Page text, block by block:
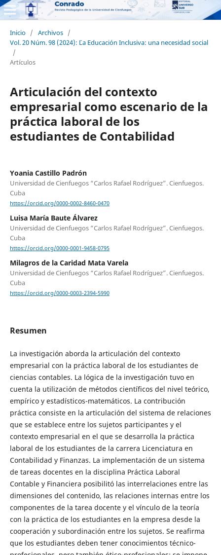
Inicio / Archivos /
Vol. 20 Núm. 98 (2024): ¨¨La Educación Inclusiva: una necesidad social
/
Artículos
Articulación del contexto
empresarial como escenario de la
práctica laboral de los
estudiantes de Contabilidad
Yoania Castillo Padrón
Universidad de Cienfuegos “Carlos Rafael Rodríguez”. Cienfuegos.
Cuba
https://orcid.org/0000-0002-8460-0470
Luisa María Baute Álvarez
Universidad de Cienfuegos “Carlos Rafael Rodríguez”. Cienfuegos.
Cuba
https://orcid.org/0000-0001-9458-0795
Milagros de la Caridad Mata Varela
Universidad de Cienfuegos “Carlos Rafael Rodríguez”. Cienfuegos.
Cuba
https://orcid.org/0000-0003-2394-5990
Resumen
La investigación aborda la articulación del contexto
empresarial con la práctica laboral de los estudiantes de
ciencias contables. La lógica de la investigación tuvo en
cuenta la utilización de métodos científicos del nivel teórico,
empírico y estadísticos-matemáticos. La contribución
práctica consiste en la articulación del sistema de relaciones
que se establece entre los sujetos participantes y el
contexto empresarial en el que se desarrolla la práctica
laboral de los estudiantes de la carrera Licenciatura en
Contabilidad y Finanzas. La implementación de un sistema
de tareas docentes en la disciplina Práctica Laboral
Contable y Financiera posibilitó las interrelaciones entre las
dimensiones del contenido, las relaciones internas entre los
componentes de la tarea docente y el vínculo de la teoría
con la práctica de los estudiantes en la empresa desde la
cooperación y subordinación entre los sujetos. Se reafirma
que los estudiantes deben tener conocimientos técnico-